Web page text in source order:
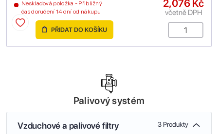
Neskladová položka - Přibližný
čas doručení 14 dní od nákupu
2,076 Kč
včetně DPH
PŘIDAT DO KOŠÍKU
Palivový systém
Vzduchové a palivové filtry 3 Produkty